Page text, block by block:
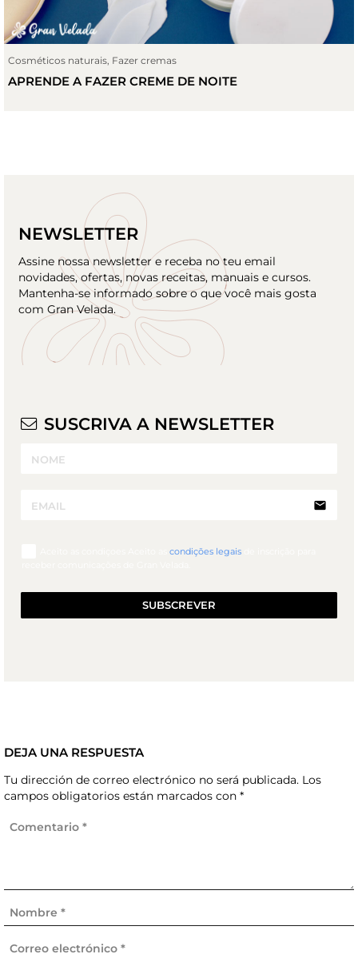
Cosméticos naturais Fazer cremas
APRENDE A FAZER CREME DE NOITE
NEWSLETTER
Assine nossa newsletter e receba no teu email
novidades, ofertas, novas receitas, manuais e cursos.
Mantenha-se informado sobre o que você mais gosta
com Gran Velada.
SUSCRIVA A NEWSLETTER
email
condições legais
SUBSCREVER
DEJA UNA RESPUESTA
Tu dirección de correo electrónico no será publicada. Los
campos obligatorios están marcados con *